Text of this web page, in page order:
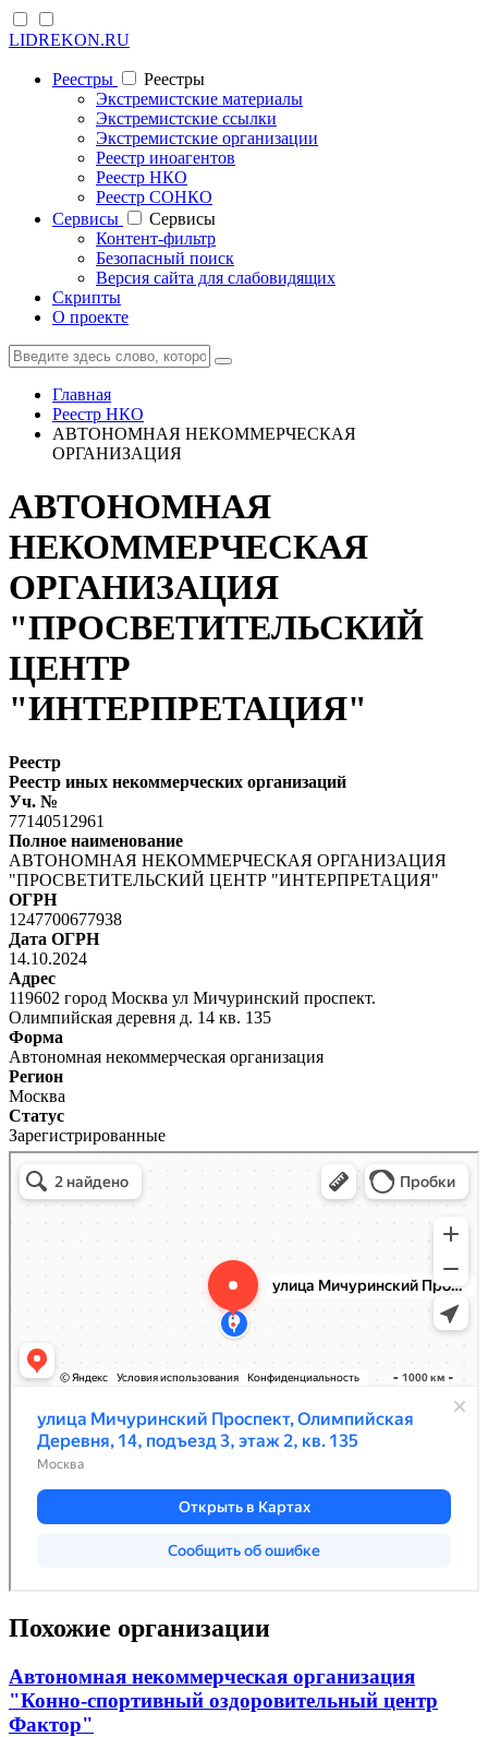
LIDREKON.RU
Реестры
Реестры
Экстремистские материалы
Экстремистские ссылки
Экстремистские организации
Реестр иноагентов
Реестр НКО
Реестр СОНКО
Cервисы
Cервисы
Контент-фильтр
Безопасный поиск
Версия сайта для слабовидящих
Скрипты
О проекте
Главная
Реестр НКО
АВТОНОМНАЯ НЕКОММЕРЧЕСКАЯ
ОРГАНИЗАЦИЯ
АВТОНОМНАЯ
НЕКОММЕРЧЕСКАЯ
ОРГАНИЗАЦИЯ
"ПРОСВЕТИТЕЛЬСКИЙ
ЦЕНТР
"ИНТЕРПРЕТАЦИЯ"
Реестр
Реестр иных некоммерческих организаций
Уч. №
77140512961
Полное наименование
АВТОНОМНАЯ НЕКОММЕРЧЕСКАЯ ОРГАНИЗАЦИЯ
"ПРОСВЕТИТЕЛЬСКИЙ ЦЕНТР "ИНТЕРПРЕТАЦИЯ"
ОГРН
1247700677938
Дата ОГРН
14.10.2024
Адрес
119602 город Москва ул Мичуринский проспект.
Олимпийская деревня д. 14 кв. 135
Форма
Автономная некоммерческая организация
Регион
Москва
Статус
Зарегистрированные
Похожие организации
Автономная некоммерческая организация
"Конно-спортивный оздоровительный центр
Фактор"